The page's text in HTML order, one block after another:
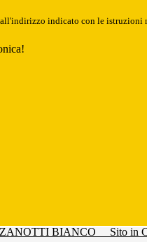
indicato con le istruzioni
Sito in